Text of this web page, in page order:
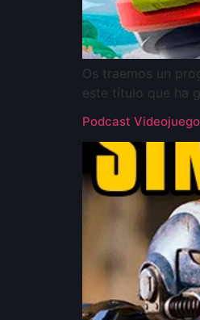
Os traemos un
este título que ha
Podcast